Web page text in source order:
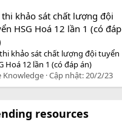
liệu
khảo sát chất lượng đội
HSG Hoá 12 lần 1 (có đáp
khảo sát chất lượng đội tuyển
Hoá 12 lần 1 (có đáp án)
Knowledge Cập nhật: 20/2/23
resources